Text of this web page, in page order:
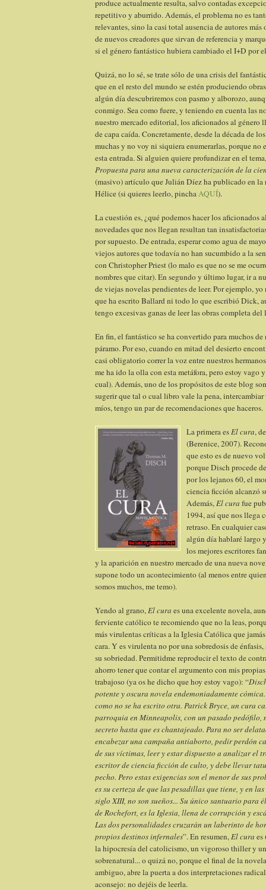
produce actualmente resulta, salvo contadas
repetitivo y aburrido. Además, el problema no es
relevantes, sino la casi total ausencia de autores
de nuevos creadores que sirvan de referencia y
si el género fantástico hubiera cambiado el I+D por
Quizá, no lo sé, se trate sólo de una crisis del
que en el resto del mundo se estén produciendo
algún día descubriremos con pasmo y alborozo,
conmigo. Sea como fuere, y teniendo en cuenta las
nuestro mercado editorial, los aficionados al género
de capa caída. Concretamente, desde la década de
muchas y no voy ni siquiera enumerarlas, porque no
esta entrada. Si alguien quiere profundizar en el
Propuesta para una nueva caracterización de la
(masivo) artículo que Julián Díez ha publicado en la
Hélice (si quieres leerlo, pinchaAQUÍ).
La cuestión es, ¿qué podemos hacer los aficionados
novedades que nos llegan resultan tan
por supuesto. De entrada, esperar como agua de
viejos autores que todavía no han sucumbido a la
con Christopher Priest (lo malo es que no se me
nombres que citar). En segundo y último lugar, ir a
de viejas novelas pendientes de leer. Por ejemplo,
que ha escrito Ballard ni todo lo que escribió Dick,
tengo excesivas ganas de leer las obras completa
En fin, el fantástico se ha convertido para muchos
páramo. Por eso, cuando en mitad del desierto
casi obligatorio correr la voz entre nuestros
me ha ido la olla con esta metáfora, pero estoy vago
cual). Además, uno de los propósitos de este blog
sugerir que tal o cual libro vale la pena, intercambiar
míos, tengo un par de recomendaciones que haceros.
La primera esEl cura,
(Berenice, 2007).
que esto es de nuevo
porque Disch procede
por los lejanos 60, el
ciencia ficción alcanzó
Además,El cura fue
1994, así que nos llega
retraso. En cualquier
algún día hablaré largo
los mejores escritores
y la aparición en nuestro mercado de una nueva
supone todo un acontecimiento (al menos entre
somos muchos, me temo).
Yendo al grano,El cura es una excelente novela,
ferviente católico te recomiendo que no la leas,
más virulentas críticas a la Iglesia Católica que
cara. Y es virulenta no por una sobredosis de
su sobriedad. Permitidme reproducir el texto de
ahorro tener que contar el argumento con mis propias
trabajoso (ya os he dicho que hoy estoy vago): “
potente y oscura novela endemoniadamente
como no se ha escrito otra. Patrick Bryce, un cura
parroquia en Minneapolis, con un pasado pedófilo,
secreto hasta que es chantajeado. Para no ser
encabezar una campaña antiaborto, pedir perdón
de sus víctimas, leer y estar dispuesto a analizar el
escritor de ciencia ficción de culto, y debe llevar
pecho. Pero estas exigencias son el menor de sus
es su certeza de que las pesadillas que tiene, y en
siglo XIII, no son sueños... Su único santuario para
de Rochefort, es la Iglesia, llena de corrupción y
Las dos personalidades cruzarán un laberinto de
propios destinos infernales”. En resumen,El cura es
la hipocresía del catolicismo, un vigoroso thiller y
sobrenatural... o quizá no, porque el final de la
ambiguo, abre la puerta a dos interpretaciones
aconsejo: no dejéis de leerla.